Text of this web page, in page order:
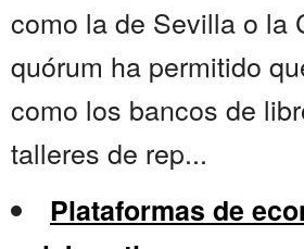
como la de Sevilla o la
quórum ha permitido
como los bancos de
talleres de rep...
Plataformas de